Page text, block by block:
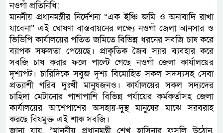
নওগাঁ প্রতিনিধি:
মাননীয় প্রধানমন্ত্রীর নির্দেশনা “এক ইঞ্চি জমি ও অনাবাদি রাখা
যাবেনা” এই ঘোষণা বাস্তবায়নের লক্ষ্যে নওগাঁ জেলা আনসার ও
ভিডিপি কার্যালয়ের পতিত জমিতে বিভিন্ন ধরনের সবজি চাষ করে
ব্যাপক সফলতা পেয়েছে। প্রাকৃতিক জৈব স্যার ব্যবহার করে
সবজি চাষ করার ফলে পাল্টে গেছে নওগাঁ জেলা কার্যালয়ের
দৃশ্যপট। চারিদিকে সবুজ দৃশ্য বিমোহিত সকল সদস্যসহ সেবা
প্রত্যাশী গরিব দুঃখী মানুষজনও। কার্যালয়ের সকল সদ্যদের
চাহিদা মেটানোর পাশাপাশি বিভিন্ন পর্যায়ের কর্মকর্তাসহ জেলা
কার্যালয়ের আশেপাশের অসহায়-দুস্থ মানুষের মাঝে সরবরাহ
করছে বিষমুক্ত এই শাক সবজি।